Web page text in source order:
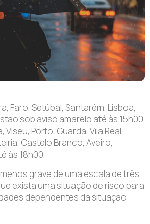
Faro, Setúbal, Santarém, Lisboa,
sob aviso amarelo até às 15h00
Viseu, Porto, Guarda, Vila Real,
Castelo Branco, Aveiro,
às 18h00.
grave de uma escala de três,
exista uma situação de risco para
dependentes da situação